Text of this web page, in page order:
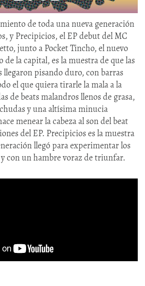
de toda una nueva generación
y Precipicios, el EP debut del MC
junto a Pocket Tincho, el nuevo
la capital, es la muestra de que las
llegaron pisando duro, con barras
el que quiera tirarle la mala a la
de beats malandros llenos de grasa,
y una altísima minucia
menear la cabeza al son del beat
del EP. Precipicios es la muestra
llegó para experimentar los
con un hambre voraz de triunfar.